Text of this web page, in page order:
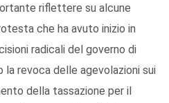
riflettere su alcune
che ha avuto inizio in
radicali del governo di
la revoca delle agevolazioni sui
della tassazione per il